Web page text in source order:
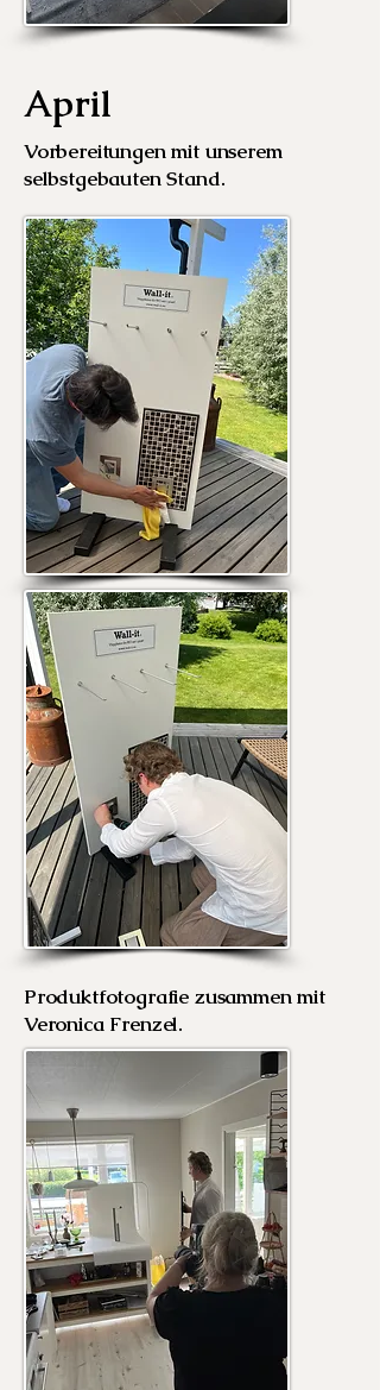
April
Vorbereitungen mit unserem
selbstgebauten Stand.
Produktfotografie zusammen mit
Veronica Frenzel.